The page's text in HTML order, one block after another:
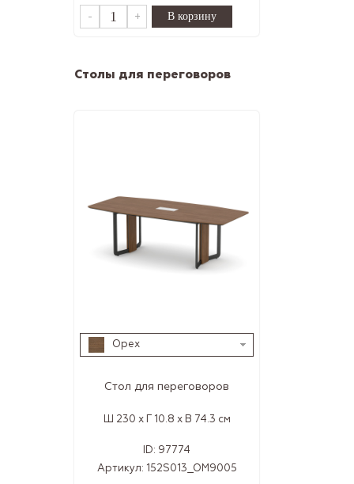
- +
Столы для переговоров
Орех
Стол для переговоров
Ш 230 x Г 10.8 x В 74.3 см
ID: 97774
Артикул: 152S013_OM9005